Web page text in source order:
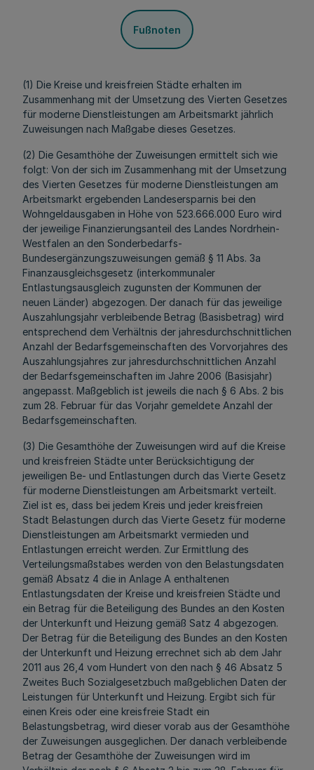
Fußnoten
(1) Die Kreise und kreisfreien Städte erhalten im
Zusammenhang mit der Umsetzung des Vierten Gesetzes
für moderne Dienstleistungen am Arbeitsmarkt jährlich
Zuweisungen nach Maßgabe dieses Gesetzes.
(2) Die Gesamthöhe der Zuweisungen ermittelt sich wie
folgt: Von der sich im Zusammenhang mit der Umsetzung
des Vierten Gesetzes für moderne Dienstleistungen am
Arbeitsmarkt ergebenden Landesersparnis bei den
Wohngeldausgaben in Höhe von 523.666.000 Euro wird
der jeweilige Finanzierungsanteil des Landes Nordrhein-
Westfalen an den Sonderbedarfs-
Bundesergänzungszuweisungen gemäß § 11 Abs. 3a
Finanzausgleichsgesetz (interkommunaler
Entlastungsausgleich zugunsten der Kommunen der
neuen Länder) abgezogen. Der danach für das jeweilige
Auszahlungsjahr verbleibende Betrag (Basisbetrag) wird
entsprechend dem Verhältnis der jahresdurchschnittlichen
Anzahl der Bedarfsgemeinschaften des Vorvorjahres des
Auszahlungsjahres zur jahresdurchschnittlichen Anzahl
der Bedarfsgemeinschaften im Jahre 2006 (Basisjahr)
angepasst. Maßgeblich ist jeweils die nach § 6 Abs. 2 bis
zum 28. Februar für das Vorjahr gemeldete Anzahl der
Bedarfsgemeinschaften.
(3) Die Gesamthöhe der Zuweisungen wird auf die Kreise
und kreisfreien Städte unter Berücksichtigung der
jeweiligen Be- und Entlastungen durch das Vierte Gesetz
für moderne Dienstleistungen am Arbeitsmarkt verteilt.
Ziel ist es, dass bei jedem Kreis und jeder kreisfreien
Stadt Belastungen durch das Vierte Gesetz für moderne
Dienstleistungen am Arbeitsmarkt vermieden und
Entlastungen erreicht werden. Zur Ermittlung des
Verteilungsmaßstabes werden von den Belastungsdaten
gemäß Absatz 4 die in Anlage A enthaltenen
Entlastungsdaten der Kreise und kreisfreien Städte und
ein Betrag für die Beteiligung des Bundes an den Kosten
der Unterkunft und Heizung gemäß Satz 4 abgezogen.
Der Betrag für die Beteiligung des Bundes an den Kosten
der Unterkunft und Heizung errechnet sich ab dem Jahr
2011 aus 26,4 vom Hundert von den nach § 46 Absatz 5
Zweites Buch Sozialgesetzbuch maßgeblichen Daten der
Leistungen für Unterkunft und Heizung. Ergibt sich für
einen Kreis oder eine kreisfreie Stadt ein
Belastungsbetrag, wird dieser vorab aus der Gesamthöhe
der Zuweisungen ausgeglichen. Der danach verbleibende
Betrag der Gesamthöhe der Zuweisungen wird im